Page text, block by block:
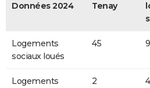
Données 2024 Tenay
Logements
sociaux loués
45
Logements
2